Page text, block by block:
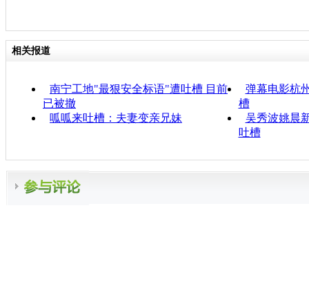
相关报道
南宁工地"最狠安全标语"遭吐槽 目前
已被撤
弹幕电影杭
槽
呱呱来吐槽：夫妻变亲兄妹
吴秀波姚晨
吐槽